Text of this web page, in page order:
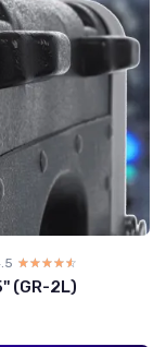
☆☆☆☆☆
★★★★★
(GR-2L)